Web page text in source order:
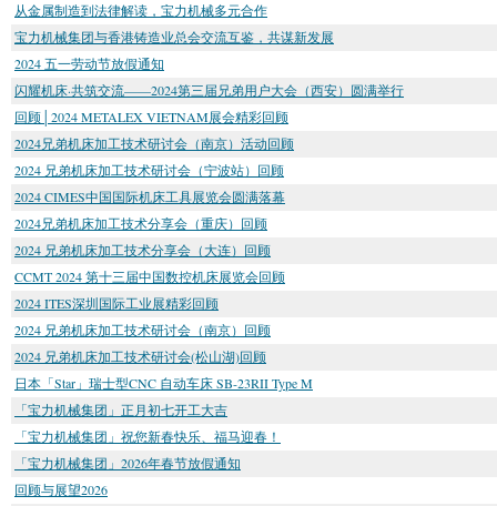
从金属制造到法律解读，宝力机械多元合作
宝力机械集团与香港铸造业总会交流互鉴，共谋新发展
2024 五一劳动节放假通知
闪耀机床·共筑交流——2024第三届兄弟用户大会（西安）圆满举行
回顾│2024 METALEX VIETNAM展会精彩回顾
2024兄弟机床加工技术研讨会（南京）活动回顾
2024 兄弟机床加工技术研讨会（宁波站）回顾
2024 CIMES中国国际机床工具展览会圆满落幕
2024兄弟机床加工技术分享会（重庆）回顾
2024 兄弟机床加工技术分享会（大连）回顾
CCMT 2024 第十三届中国数控机床展览会回顾
2024 ITES深圳国际工业展精彩回顾
2024 兄弟机床加工技术研讨会（南京）回顾
2024 兄弟机床加工技术研讨会(松山湖)回顾
日本「Star」瑞士型CNC 自动车床 SB-23RII Type M
「宝力机械集团」正月初七开工大吉
「宝力机械集团」祝您新春快乐、福马迎春！
「宝力机械集团」2026年春节放假通知
回顾与展望2026